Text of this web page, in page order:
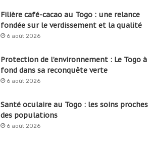
Filière café-cacao au Togo : une relance
fondée sur le verdissement et la qualité
6 août 2026
Protection de l’environnement : Le Togo à
fond dans sa reconquête verte
6 août 2026
Santé oculaire au Togo : les soins proches
des populations
6 août 2026